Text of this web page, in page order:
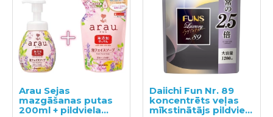
Arau Sejas
mazgāšanas putas
200ml + pildviela
Daiichi Fun Nr. 89
koncentrēts veļas
mīkstinātājs pildviela